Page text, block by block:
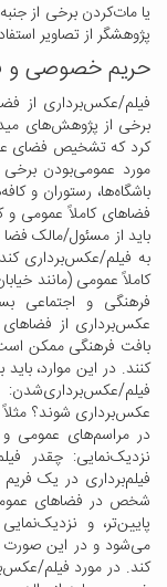
یا مات‌کردن برخی از
پژوهشگر از تصاویر
حریم خصوصی و
فیلم‌/عکس‌برداری از
برخی از پژوهش‌های
کرد که تشخیص فضای
مورد عمومی‌بودن برخی
باشگاه‌ها، رستوران و
فضاهای کاملاً عمومی و
باید از مسئول/مالک
به فیلم/عکس‌برداری
کاملاً عمومی (مانند
فرهنگی و اجتماعی
عکس‌برداری از
بافت فرهنگی ممکن
فیلم/عکس‌برداری‌شدن:
عکس‌برداری شوند؟ مثلاً
نزدیک‌نمایی: چقدر
فیلم‌برداری در یک فریم
شخص در فضاهای عمومی
پایین‌تر، و
می‌شود و در این صورت
کند. در مورد فیلم/